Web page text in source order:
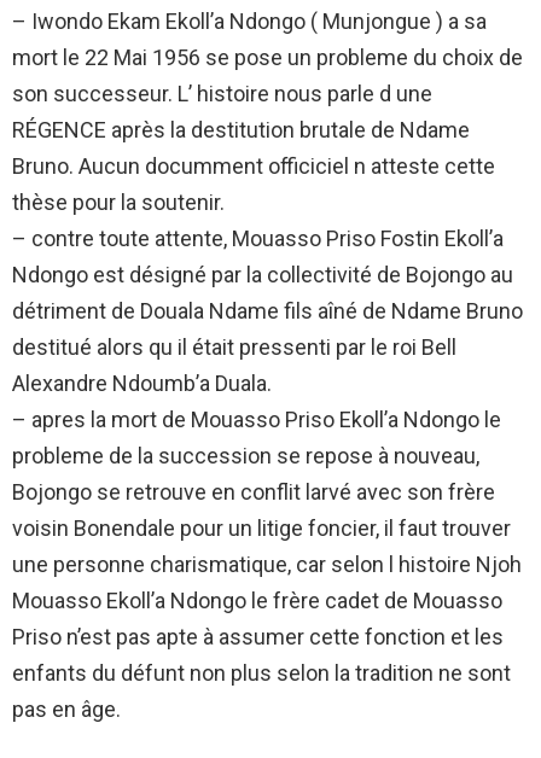
– Iwondo Ekam Ekoll’a Ndongo ( Munjongue ) a sa
mort le 22 Mai 1956 se pose un probleme du choix de
son successeur. L’ histoire nous parle d une
RÉGENCE après la destitution brutale de Ndame
Bruno. Aucun documment officiciel n atteste cette
thèse pour la soutenir.
– contre toute attente, Mouasso Priso Fostin Ekoll’a
Ndongo est désigné par la collectivité de Bojongo au
détriment de Douala Ndame fils aîné de Ndame Bruno
destitué alors qu il était pressenti par le roi Bell
Alexandre Ndoumb’a Duala.
– apres la mort de Mouasso Priso Ekoll’a Ndongo le
probleme de la succession se repose à nouveau,
Bojongo se retrouve en conflit larvé avec son frère
voisin Bonendale pour un litige foncier, il faut trouver
une personne charismatique, car selon l histoire Njoh
Mouasso Ekoll’a Ndongo le frère cadet de Mouasso
Priso n’est pas apte à assumer cette fonction et les
enfants du défunt non plus selon la tradition ne sont
pas en âge.